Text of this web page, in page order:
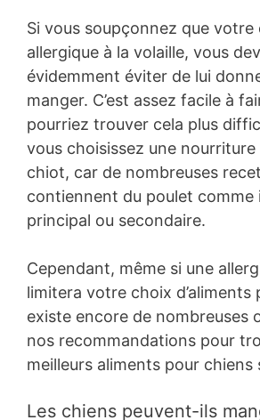
Si vous soupçonnez que votre
allergique à la volaille, vous
évidemment éviter de lui
manger. C’est assez facile à
pourriez trouver cela plus
vous choisissez une
chiot, car de nombreuses
contiennent du poulet comme
principal ou secondaire.
Cependant, même si une
limitera votre choix d’aliments
existe encore de nombreuses
nos recommandations pour
meilleurs aliments pour chiens
Les chiens peuvent-ils